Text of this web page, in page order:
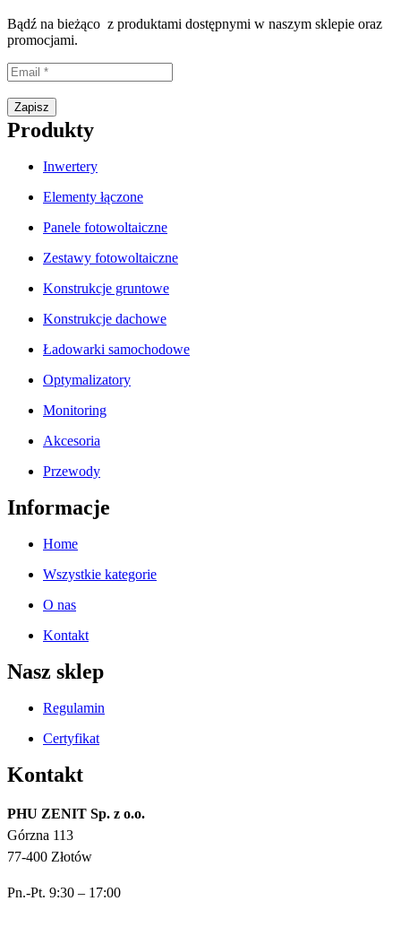
Bądź na bieżąco z produktami dostępnymi w naszym sklepie oraz
promocjami.
Zapisz
Produkty
Inwertery
Elementy łączone
Panele fotowoltaiczne
Zestawy fotowoltaiczne
Konstrukcje gruntowe
Konstrukcje dachowe
Ładowarki samochodowe
Optymalizatory
Monitoring
Akcesoria
Przewody
Informacje
Home
Wszystkie kategorie
O nas
Kontakt
Nasz sklep
Regulamin
Certyfikat
Kontakt
PHU ZENIT Sp. z o.o.
Górzna 113
77-400 Złotów
Pn.-Pt. 9:30 – 17:00